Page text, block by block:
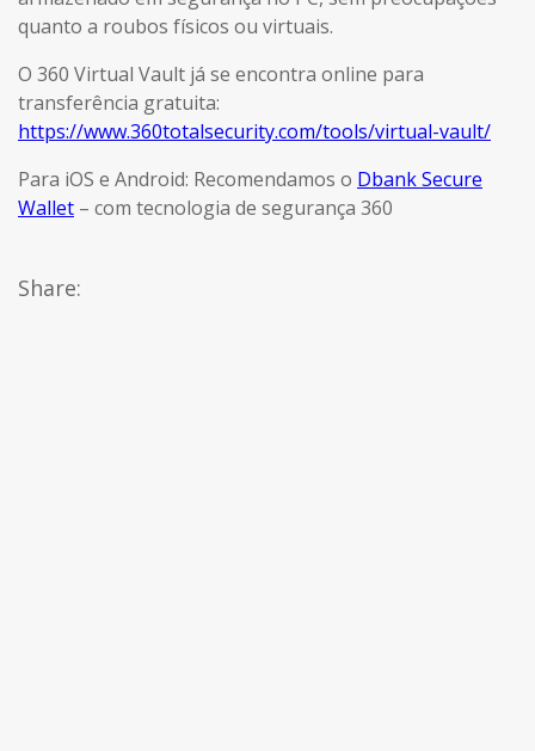
quanto a roubos físicos ou virtuais.
O 360 Virtual Vault já se encontra online para
transferência gratuita:
https://www.360totalsecurity.com/tools/virtual-vault/
Para iOS e Android: Recomendamos o Dbank Secure
Wallet – com tecnologia de segurança 360
Share: